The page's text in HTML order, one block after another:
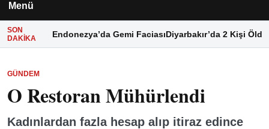
Menü
SON
DAKIKA
Endonezya’da Gemi FaciasıDiyarbakır’da 2 Kişi Öldü
GÜNDEM
O Restoran Mühürlendi
Kadınlardan fazla hesap alıp itiraz edince